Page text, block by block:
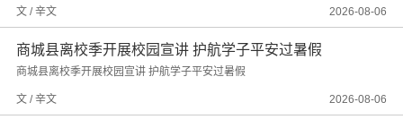
文 / 辛文 2026-08-06
商城县离校季开展校园宣讲 护航学子平安过暑假
商城县离校季开展校园宣讲 护航学子平安过暑假
文 / 辛文 2026-08-06